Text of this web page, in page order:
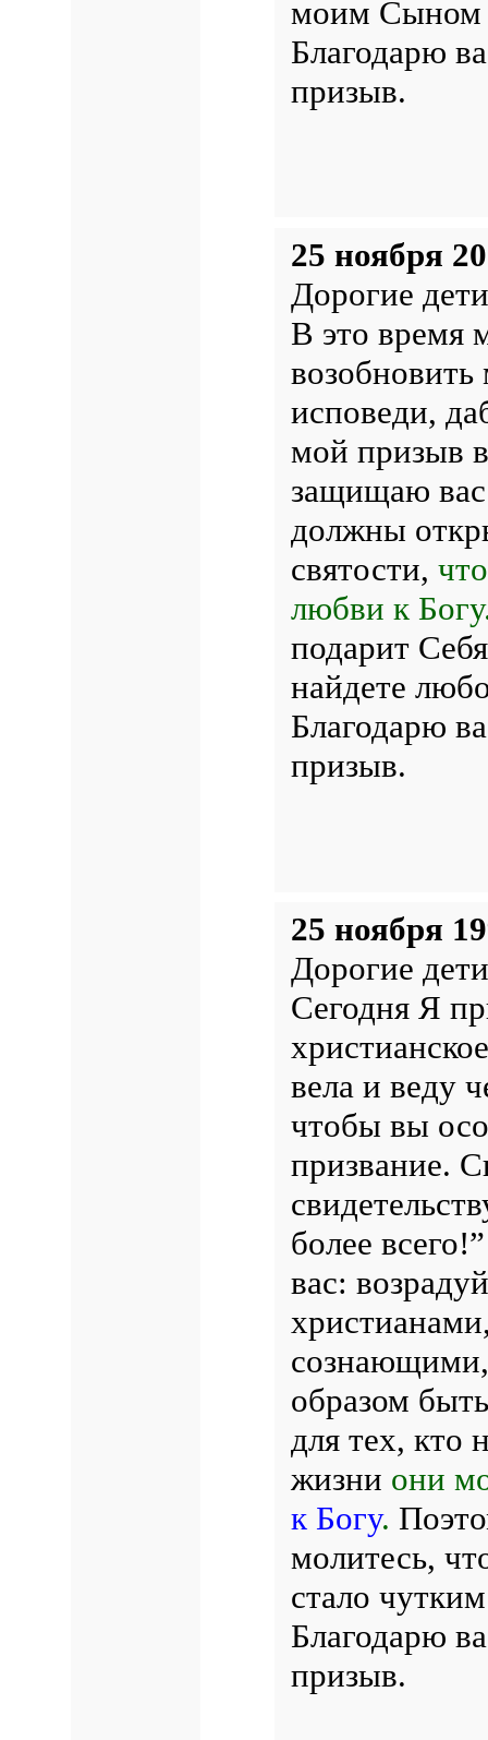
моим Сыном
Благодарю
призыв.
25 ноября
Дорогие
В это время
возобновить
исповеди,
мой призыв
защищаю вас
должны
святости,
любви к
подарит
найдете
Благодарю
призыв.
25 ноября
Дорогие
Сегодня Я
вела и веду
чтобы вы
призвание.
более
вас:
сознающими,
образом
для тех, кто
жизни они
к Богу.
молитесь,
стало
Благодарю
призыв.